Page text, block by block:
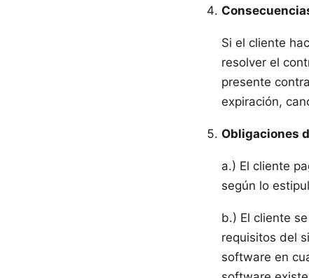
Si el cliente
resolver el
presente
expiración,
Obligaciones
a.) El cliente
según lo
b.) El cliente
requisitos del
software en